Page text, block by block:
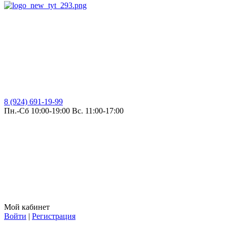
8 (924) 691-19-99
Пн.-Сб 10:00-19:00 Вс. 11:00-17:00
Мой кабинет
Войти | Регистрация